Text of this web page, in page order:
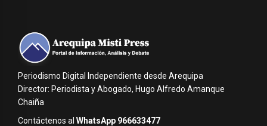
Periodismo Digital Independiente desde Arequipa
Director: Periodista y Abogado, Hugo Alfredo Amanque
Chaiña
Contáctenos al WhatsApp 966633477